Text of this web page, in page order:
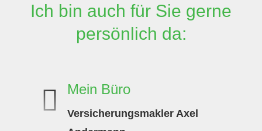
Ich bin auch für Sie gerne
persönlich da:
Mein Büro
Ver­sicherungs­makler Axel